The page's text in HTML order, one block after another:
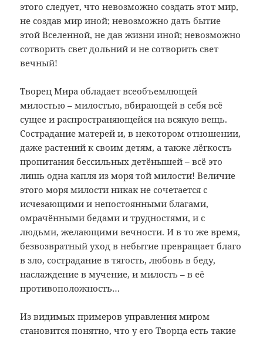
этого следует, что невозможно создать этот мир,
не создав мир иной; невозможно дать бытие
этой Вселенной, не дав жизни иной; невозможно
сотворить свет дольний и не сотворить свет
вечный!
Творец Мира обладает всеобъемлющей
милостью – милостью, вбирающей в себя всё
сущее и распространяющейся на всякую вещь.
Сострадание матерей и, в некотором отношении,
даже растений к своим детям, а также лёгкость
пропитания бессильных детёнышей – всё это
лишь одна капля из моря той милости! Величие
этого моря милости никак не сочетается с
исчезающими и непостоянными благами,
омрачёнными бедами и трудностями, и с
людьми, желающими вечности. И в то же время,
безвозвратный уход в небытие превращает благо
в зло, сострадание в тягость, любовь в беду,
наслаждение в мучение, и милость – в её
противоположность…
Из видимых примеров управления миром
становится понятно, что у его Творца есть такие